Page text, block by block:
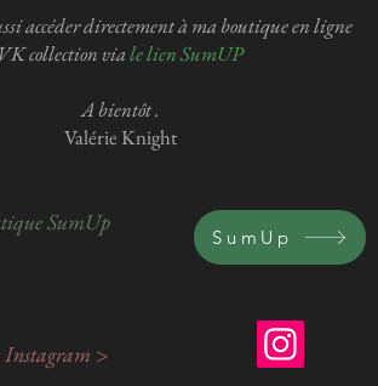
accéder directement à ma boutique en ligne
VK collection viale lien SumUP
A bientôt .
Valérie Knight
SumUp
Instagram >
SumUp